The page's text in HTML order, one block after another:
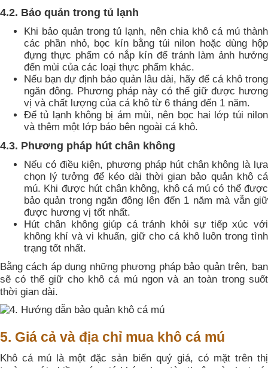
4.2. Bảo quản trong tủ lạnh
Khi bảo quản trong tủ lạnh, nên chia khô cá mú thành
các phần nhỏ, bọc kín bằng túi nilon hoặc dùng hộp
đựng thực phẩm có nắp kín để tránh làm ảnh hưởng
đến mùi của các loại thực phẩm khác.
Nếu bạn dự định bảo quản lâu dài, hãy để cá khô trong
ngăn đông. Phương pháp này có thể giữ được hương
vị và chất lượng của cá khô từ 6 tháng đến 1 năm.
Để tủ lạnh không bị ám mùi, nên bọc hai lớp túi nilon
và thêm một lớp báo bên ngoài cá khô.
4.3. Phương pháp hút chân không
Nếu có điều kiện, phương pháp hút chân không là lựa
chọn lý tưởng để kéo dài thời gian bảo quản khô cá
mú. Khi được hút chân không, khô cá mú có thể được
bảo quản trong ngăn đông lên đến 1 năm mà vẫn giữ
được hương vị tốt nhất.
Hút chân không giúp cá tránh khỏi sự tiếp xúc với
không khí và vi khuẩn, giữ cho cá khô luôn trong tình
trạng tốt nhất.
Bằng cách áp dụng những phương pháp bảo quản trên, bạn
sẽ có thể giữ cho khô cá mú ngon và an toàn trong suốt
thời gian dài.
5. Giá cả và địa chỉ mua khô cá mú
Khô cá mú là một đặc sản biển quý giá, có mặt trên thị